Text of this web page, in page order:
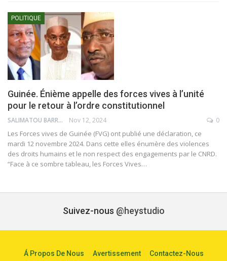
POLITIQUE
Guinée. Énième appelle des forces vives à l’unité
pour le retour à l’ordre constitutionnel
SALIMATOU BARRY Nov 12, 2024 0
Les Forces vives de Guinée (FVG) ont publié une déclaration, ce
mardi 12 novembre 2024. Dans cette elles énumère des violences
des droits humains et le non respect des engagements par le CNRD.
“Face à ce sombre tableau, les Forces Vives…
Suivez-nous @heystudio
Á Propos De Nous Avertissement Contactez-Nous